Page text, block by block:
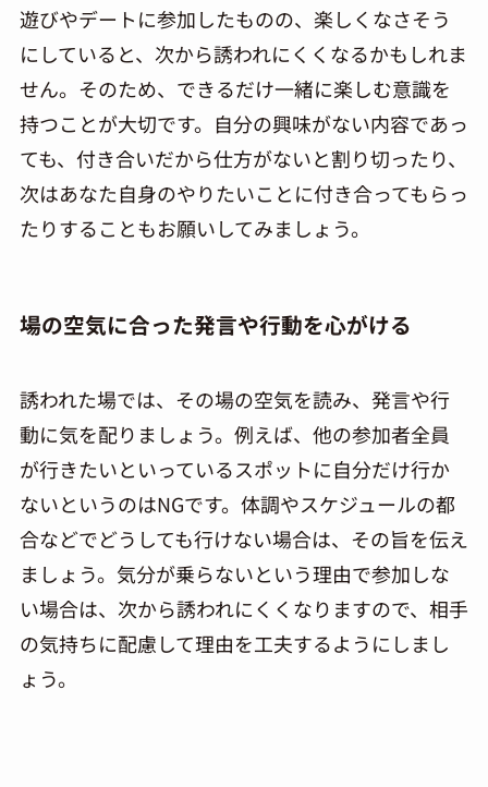
遊びやデートに参加したものの、楽しくなさそう
にしていると、次から誘われにくくなるかもしれま
せん。そのため、できるだけ一緒に楽しむ意識を
持つことが大切です。自分の興味がない内容であっ
ても、付き合いだから仕方がないと割り切ったり、
次はあなた自身のやりたいことに付き合ってもらっ
たりすることもお願いしてみましょう。
場の空気に合った発言や行動を心がける
誘われた場では、その場の空気を読み、発言や行
動に気を配りましょう。例えば、他の参加者全員
が行きたいといっているスポットに自分だけ行か
ないというのはNGです。体調やスケジュールの都
合などでどうしても行けない場合は、その旨を伝え
ましょう。気分が乗らないという理由で参加しな
い場合は、次から誘われにくくなりますので、相手
の気持ちに配慮して理由を工夫するようにしまし
ょう。